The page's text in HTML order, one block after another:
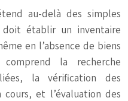
au-delà des simples
établir un inventaire
en l’absence de biens
la recherche
la vérification des
et l’évaluation des